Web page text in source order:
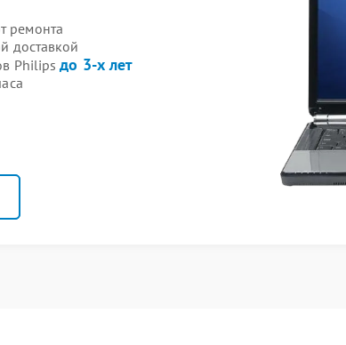
ремонта
доставкой
Philipsдо 3-х лет